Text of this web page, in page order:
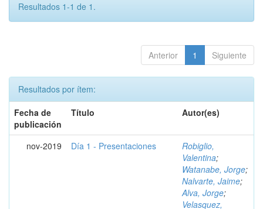
Resultados 1-1 de 1.
Anterior 1 Siguiente
Resultados por ítem:
Fecha de
publicación
Título Autor(es)
nov-2019 Día 1 - Presentaciones
Robiglio,
Valentina;
Watanabe, Jorge;
Nalvarte, Jaime;
Alva, Jorge;
Velasquez,